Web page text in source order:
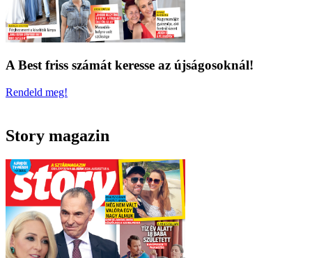
A Best friss számát keresse az újságosoknál!
Rendeld meg!
Story magazin